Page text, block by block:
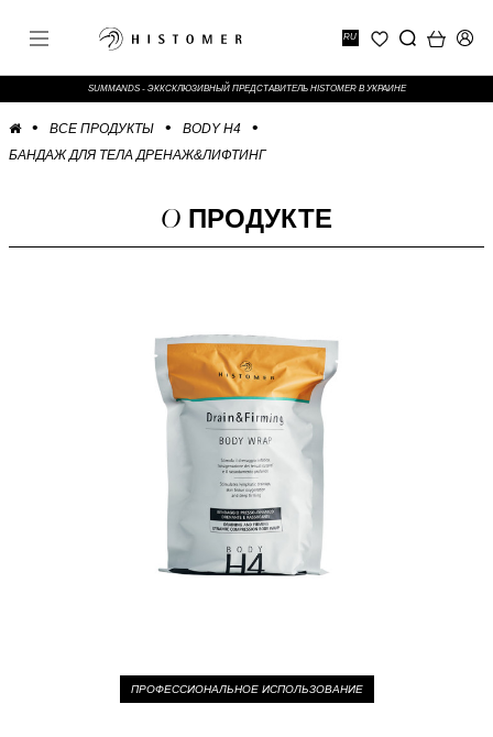
RU
SUMMANDS - ЭККСКЛЮЗИВНЫЙ ПРЕДСТАВИТЕЛЬ HISTOMER В УКРАИНЕ
ВСЕ ПРОДУКТЫ
BODY H4
БАНДАЖ ДЛЯ ТЕЛА ДРЕНАЖ&ЛИФТИНГ
О ПРОДУКТЕ
ПРОФЕССИОНАЛЬНОЕ ИСПОЛЬЗОВАНИЕ